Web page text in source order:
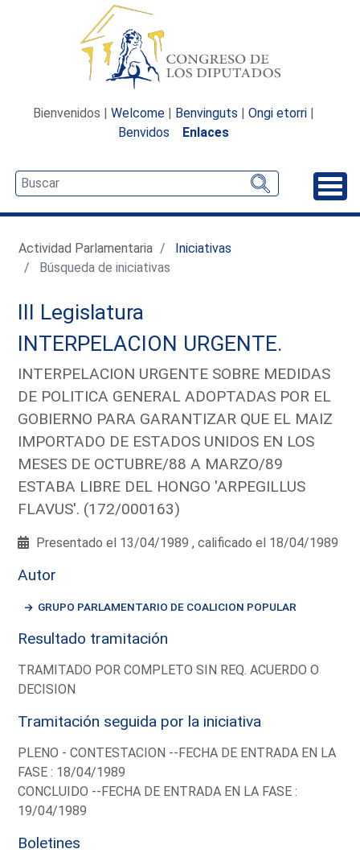
Bienvenidos | Welcome | Benvinguts | Ongi etorri |
Benvidos
Enlaces
Actividad Parlamentaria
Iniciativas
Búsqueda de iniciativas
III Legislatura
INTERPELACION URGENTE.
INTERPELACION URGENTE SOBRE MEDIDAS
DE POLITICA GENERAL ADOPTADAS POR EL
GOBIERNO PARA GARANTIZAR QUE EL MAIZ
IMPORTADO DE ESTADOS UNIDOS EN LOS
MESES DE OCTUBRE/88 A MARZO/89
ESTABA LIBRE DEL HONGO 'ARPEGILLUS
FLAVUS'. (172/000163)
Presentado el 13/04/1989 , calificado el 18/04/1989
Autor
GRUPO PARLAMENTARIO DE COALICION POPULAR
Resultado tramitación
TRAMITADO POR COMPLETO SIN REQ. ACUERDO O
DECISION
Tramitación seguida por la iniciativa
PLENO - CONTESTACION --FECHA DE ENTRADA EN LA
FASE : 18/04/1989
CONCLUIDO --FECHA DE ENTRADA EN LA FASE :
19/04/1989
Boletines